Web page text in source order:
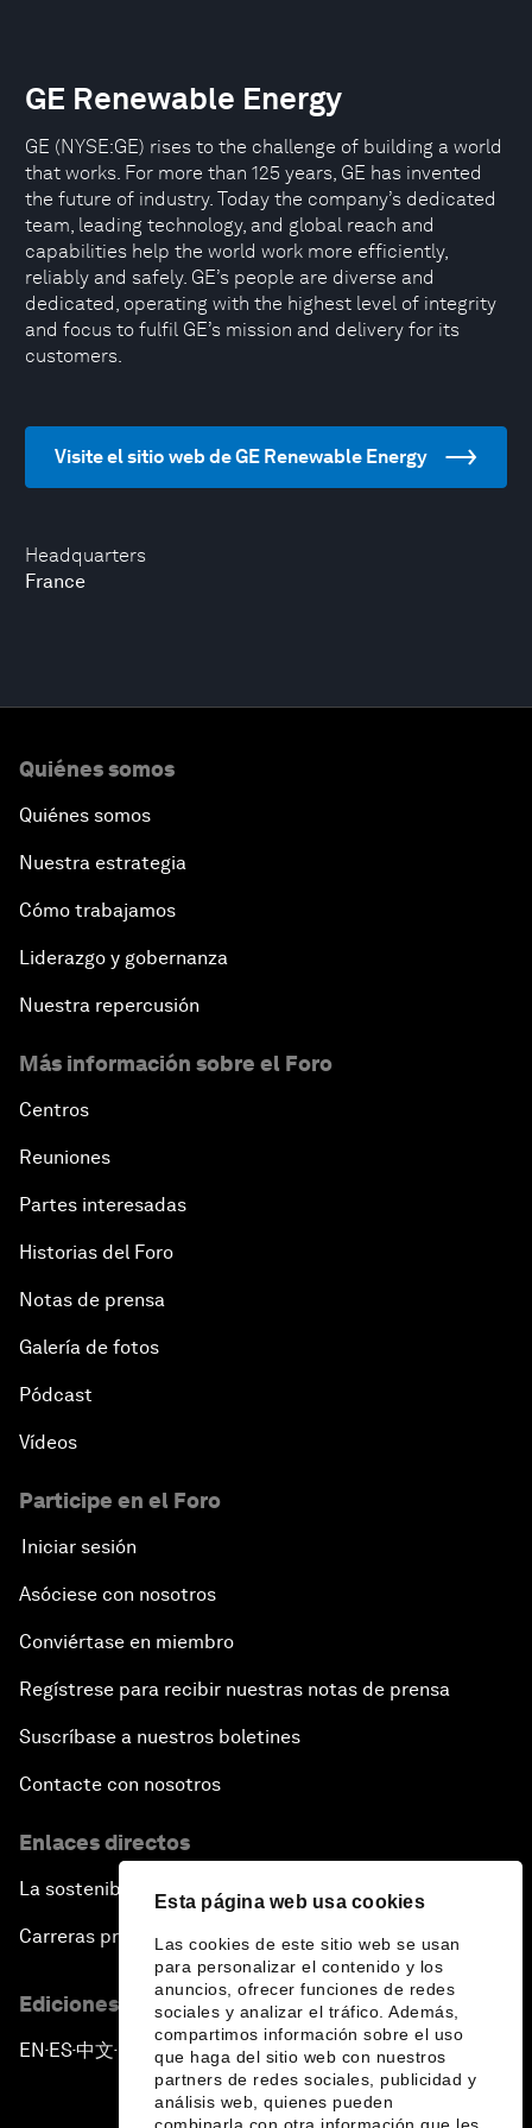
Esta página web usa cookies
Las cookies de este sitio web se usan
para personalizar el contenido y los
anuncios, ofrecer funciones de redes
sociales y analizar el tráfico. Además,
compartimos información sobre el uso
que haga del sitio web con nuestros
partners de redes sociales, publicidad y
análisis web, quienes pueden
Headquarters
France
GE Renewable Energy
GE (NYSE:GE) rises to the challenge of building a world
that works. For more than 125 years, GE has invented
the future of industry. Today the company’s dedicated
team, leading technology, and global reach and
capabilities help the world work more efficiently,
reliably and safely. GE’s people are diverse and
dedicated, operating with the highest level of integrity
and focus to fulfil GE’s mission and delivery for its
customers.
Visite el sitio web de GE Renewable Energy
Quiénes somos
Quiénes somos
Nuestra estrategia
Cómo trabajamos
Liderazgo y gobernanza
Nuestra repercusión
Más información sobre el Foro
Centros
Reuniones
Partes interesadas
Historias del Foro
Notas de prensa
Galería de fotos
Pódcast
Vídeos
Participe en el Foro
Iniciar sesión
Asóciese con nosotros
Conviértase en miembro
Regístrese para recibir nuestras notas de prensa
Suscríbase a nuestros boletines
Contacte con nosotros
Enlaces directos
La sostenibilidad en el Foro
Carreras profesionales
Ediciones en otros idiomas
EN ▪ES▪中文▪ 日本語